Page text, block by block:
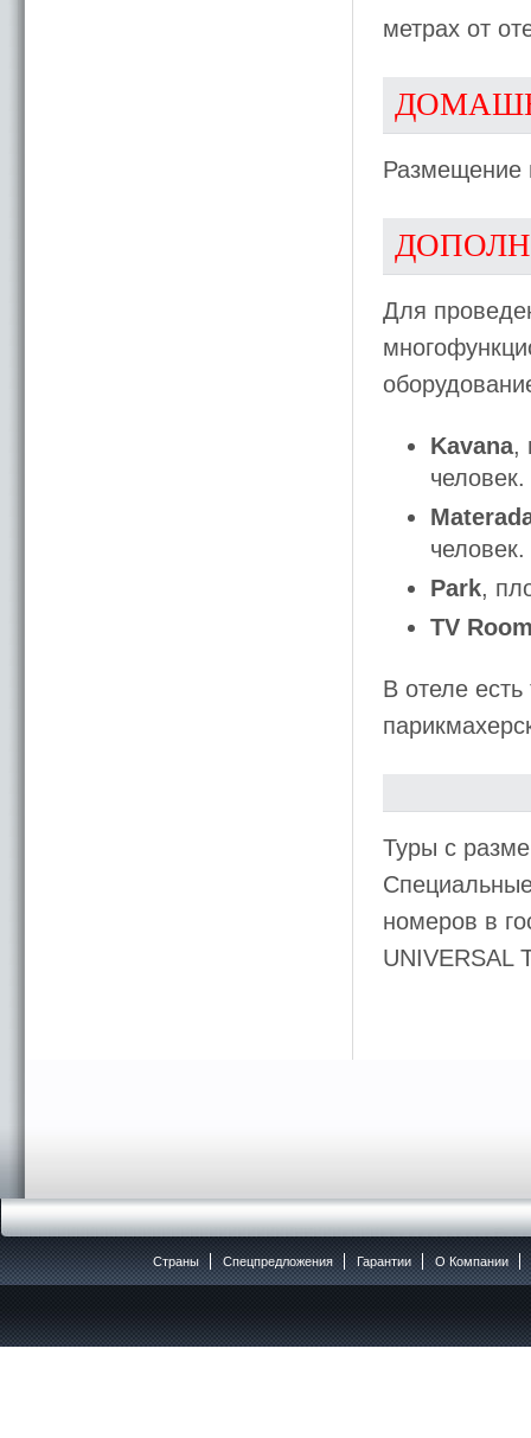
метрах от
Размещение
Для
Kavana,
человек.
человек.
Park,
TV
В отеле
Туры с
номеров в
UNIVERSAL
Страны Спецпредложения Гарантии O Компании